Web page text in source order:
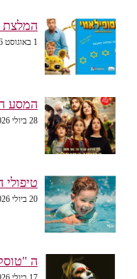
המלצת
1 באוגוסט 2026
המסע
28 ביולי 2026
20 ביולי 2026
ה